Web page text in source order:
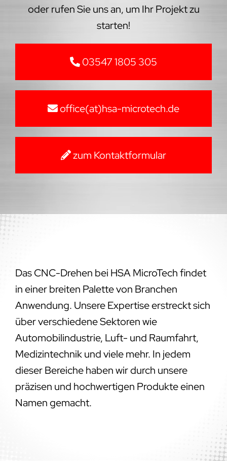
oder rufen Sie uns an, um Ihr Projekt zu
starten!
03547 1805 305
office(at)hsa-microtech.de
zum Kontaktformular
Das CNC-Drehen bei HSA MicroTech findet
in einer breiten Palette von Branchen
Anwendung. Unsere Expertise erstreckt sich
über verschiedene Sektoren wie
Automobilindustrie, Luft- und Raumfahrt,
Medizintechnik und viele mehr. In jedem
dieser Bereiche haben wir durch unsere
präzisen und hochwertigen Produkte einen
Namen gemacht.